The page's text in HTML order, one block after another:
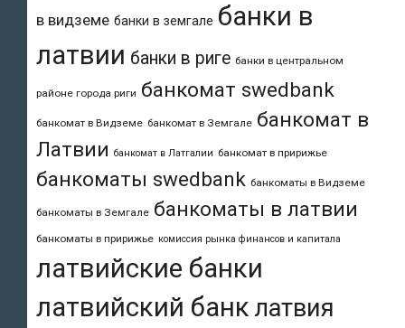
в видземе банки в земгале банки в
латвии банки в риге банки в центральном
районе города риги банкомат swedbank
банкомат в Видземе банкомат в Земгале банкомат в
Латвии банкомат в Латгалии банкомат в пририжье
банкоматы swedbank банкоматы в Видземе
банкоматы в Земгале банкоматы в латвии
банкоматы в пририжье комиссия рынка финансов и капитала
латвийские банки
латвийский банк латвия